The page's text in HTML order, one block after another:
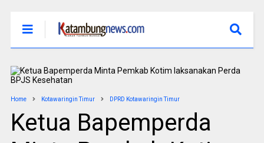
Home Kotawaringin Timur DPRD Kotawaringin Timur
Ketua Bapemperda